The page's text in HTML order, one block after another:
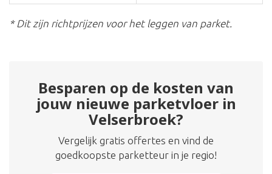
* Dit zijn richtprijzen voor het leggen van parket.
Besparen op de kosten van
jouw nieuwe parketvloer in
Velserbroek?
Vergelijk gratis offertes en vind de
goedkoopste parketteur in je regio!